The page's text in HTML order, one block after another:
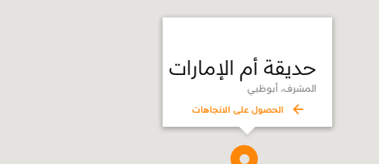
حديقة أم الإمارات
المشرف، أبوظبي
الحصول على الاتجاهات